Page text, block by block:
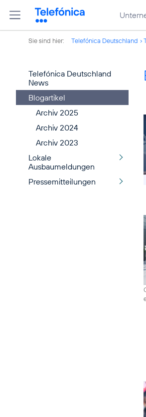
Sie sind hier: Telefónica Deutschland
Telefónica Deutschland
News
Blogartikel
Archiv 2025
Archiv 2024
Archiv 2023
Lokale
Ausbaumeldungen
Pressemitteilungen